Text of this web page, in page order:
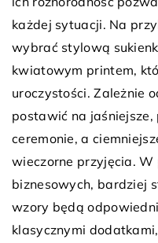
każdej sytuacji. Na
wybrać stylową
kwiatowym printem,
uroczystości. Zależnie
postawić na
ceremonie, a
wieczorne przyjęcia.
biznesowych, bardziej
wzory będą
klasycznymi